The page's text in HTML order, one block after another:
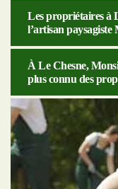
Les propriétaires à
l’artisan
À Le Chesne,
plus connu des